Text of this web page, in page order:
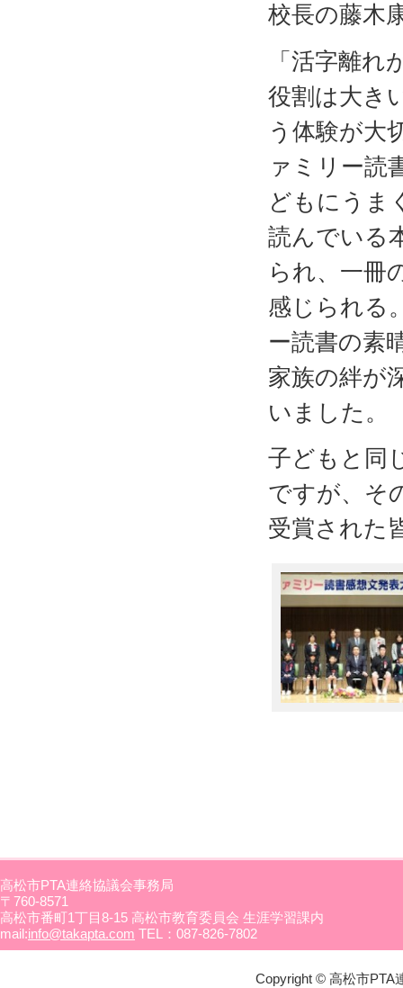
校長の藤木
「活字離
役割は大き
う体験が大
ァミリー読
どもにうま
読んでいる
られ、一冊
感じられる
ー読書の素
家族の絆が
いました。
子どもと同
ですが、そ
受賞された
高松市PTA連絡協議会事務局
〒760-8571
高松市番町1丁目8-15 高松市教育委員会 生涯学習課内
mail:info@takapta.com TEL：087-826-7802
Copyright © 高松市PTA